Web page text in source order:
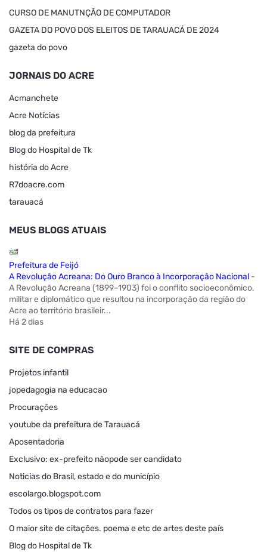
CURSO DE MANUTNÇÃO DE COMPUTADOR
GAZETA DO POVO DOS ELEITOS DE TARAUACÁ DE 2024
gazeta do povo
JORNAIS DO ACRE
Acmanchete
Acre Notícias
blog da prefeitura
Blog do Hospital de Tk
história do Acre
R7doacre.com
tarauacá
MEUS BLOGS ATUAIS
Prefeitura de Feijó
A Revolução Acreana: Do Ouro Branco à Incorporação Nacional -
A Revolução Acreana (1899–1903) foi o conflito socioeconômico,
militar e diplomático que resultou na incorporação da região do
Acre ao território brasileir...
Há 2 dias
SITE DE COMPRAS
Projetos infantil
jopedagogia na educacao
Procurações
youtube da prefeitura de Tarauacá
Aposentadoria
Exclusivo: ex-prefeito nãopode ser candidato
Noticias do Brasil, estado e do município
escolargo.blogspot.com
Todos os tipos de contratos para fazer
O maior site de citações. poema e etc de artes deste país
Blog do Hospital de Tk